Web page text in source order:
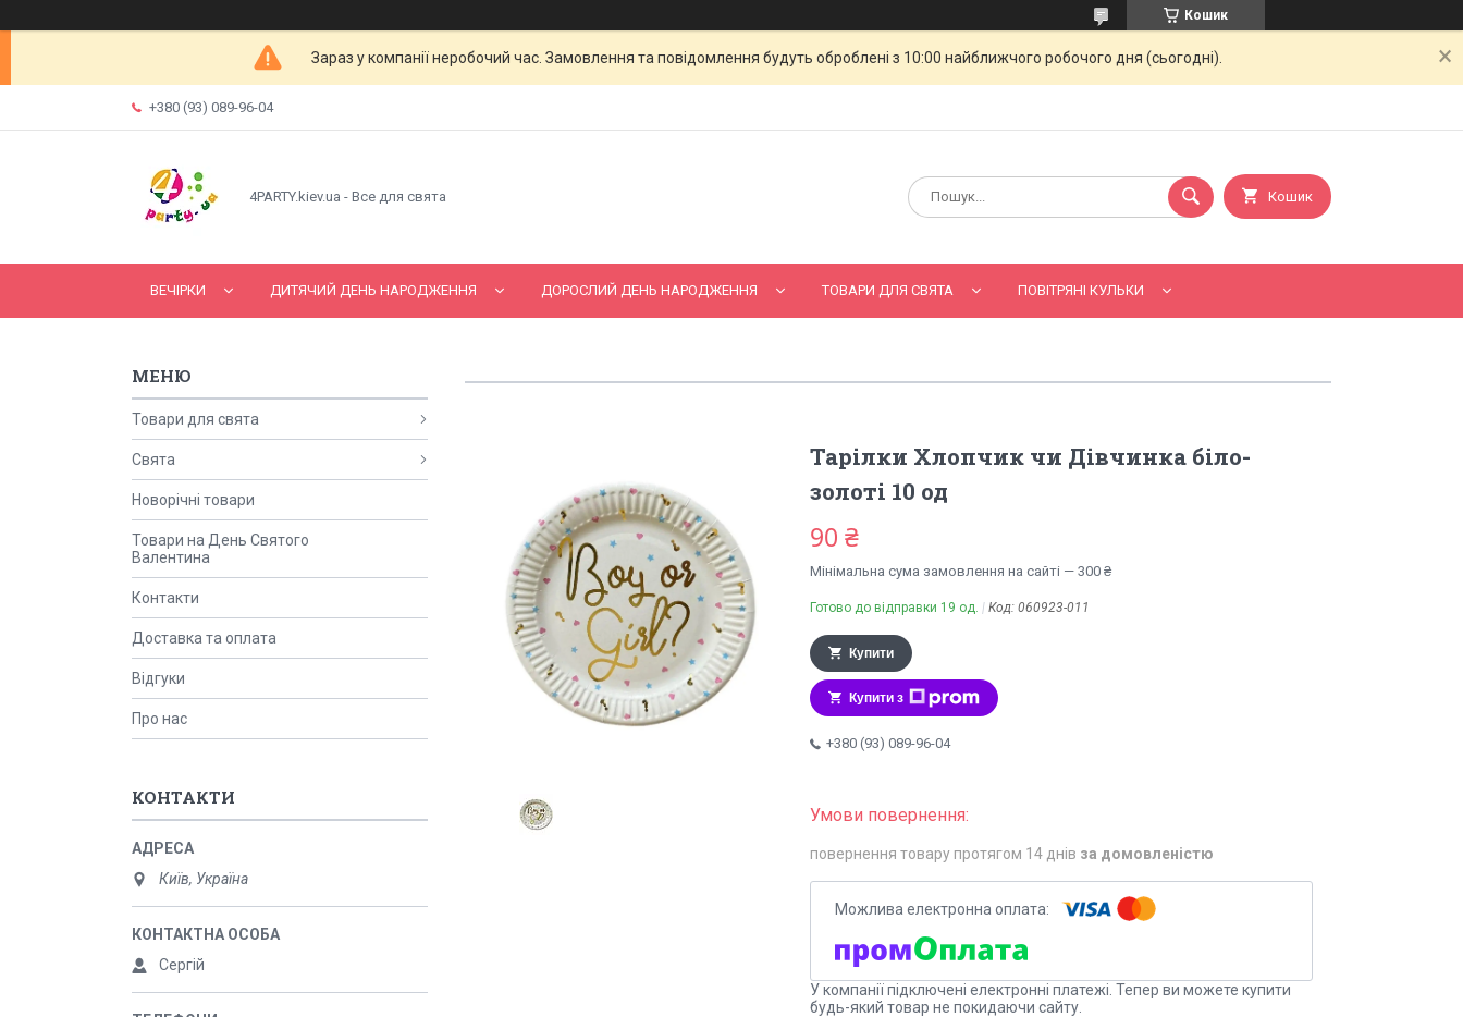
Кошик
Зараз у компанії неробочий час. Замовлення та повідомлення будуть оброблені з 10:00 найближчого робочого дня (сьогодні).
+380 (93) 089-96-04
4PARTY.kiev.ua - Все для свята Кошик
ВЕЧІРКИ ДИТЯЧИЙ ДЕНЬ НАРОДЖЕННЯ ДОРОСЛИЙ ДЕНЬ НАРОДЖЕННЯ ТОВАРИ ДЛЯ СВЯТА ПОВІТРЯНІ КУЛЬКИ
Тарілки Хлопчик чи Дівчинка біло-
золоті 10 од
90 ₴
Мінімальна сума замовлення на сайті — 300 ₴
Готово до відправки 19 од. Код: 060923-011
Купити
Купити з
+380 (93) 089-96-04
повернення товару протягом 14 днів за домовленістю
У компанії підключені електронні платежі. Тепер ви можете купити
будь-який товар не покидаючи сайту.
Товари для свята
Свята
Новорічні товари
Товари на День Святого
Валентина
Контакти
Доставка та оплата
Відгуки
Про нас
КОНТАКТИ
Київ, Україна
Сергій